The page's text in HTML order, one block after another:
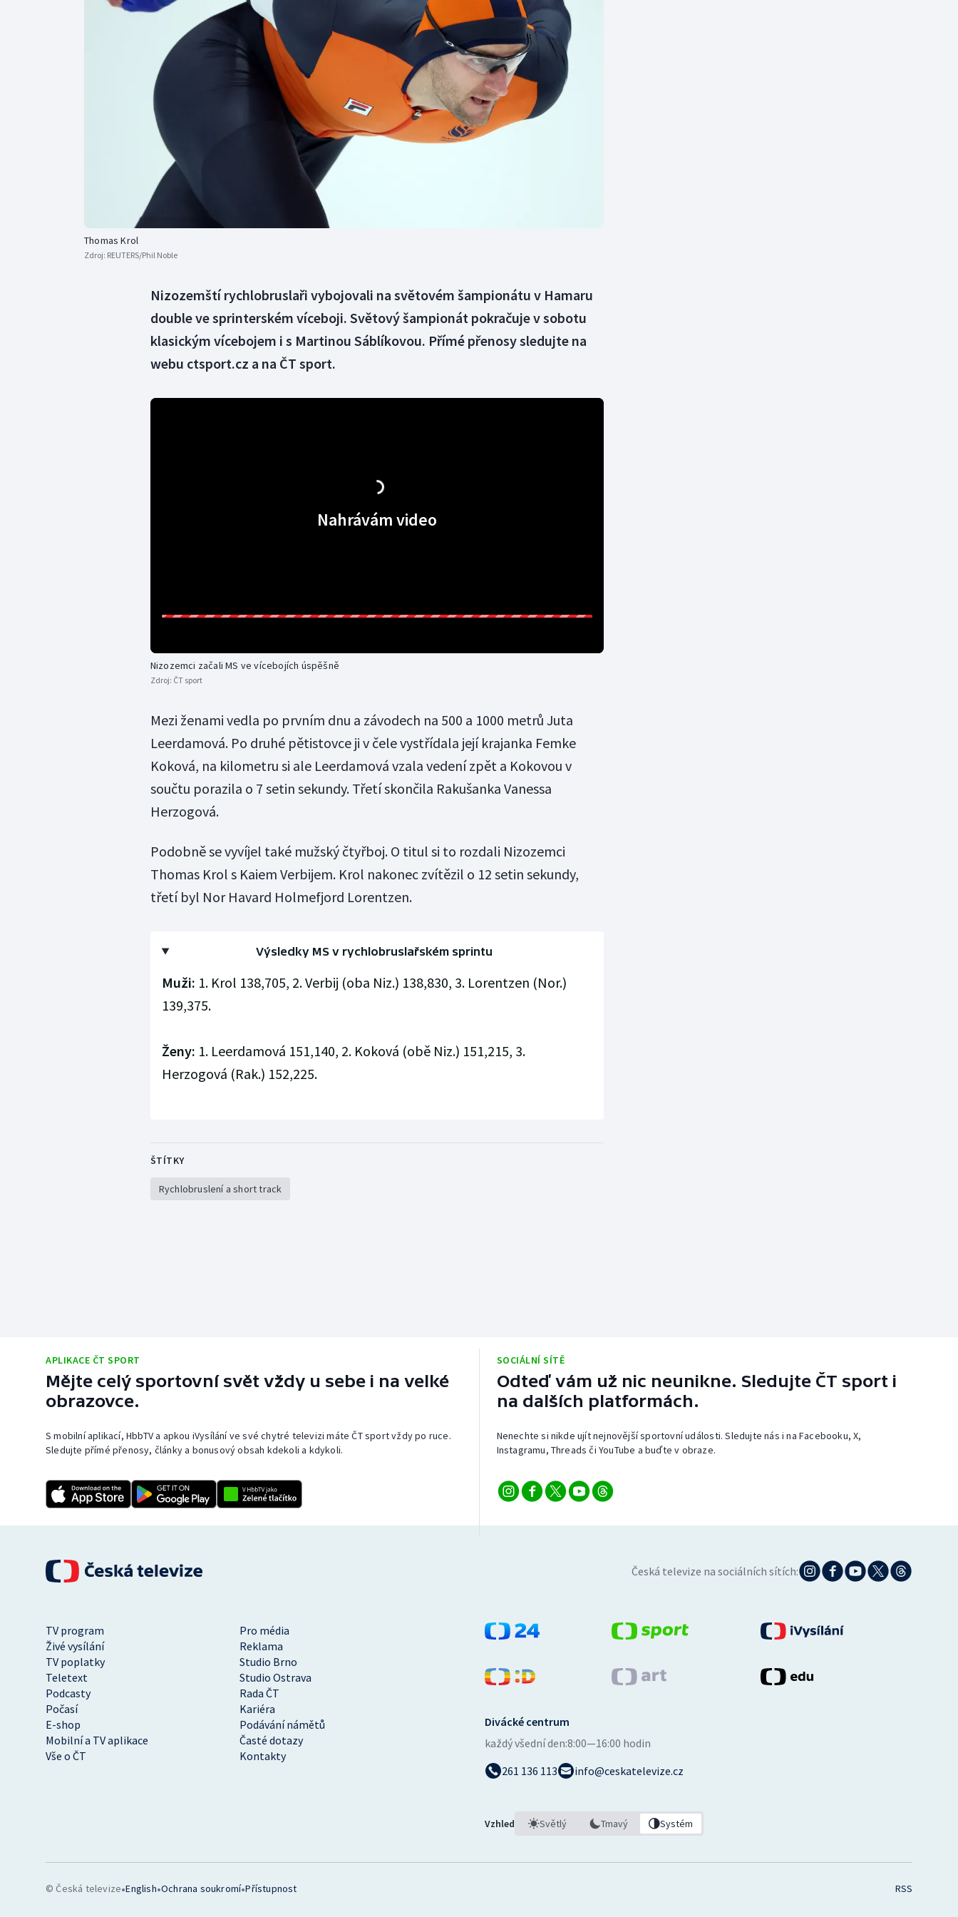
Curling
Dostihy
Florbal
Moderní pětiboj
Motorsport
Olympijské hry
Parasport
Plavání
Triatlon
Veslování
Vodní slalom
Volejbal
Thomas Krol
Zdroj: REUTERS/Phil Noble
Nizozemští rychlobruslaři vybojovali na světovém šampionátu v Hamaru
double ve sprinterském víceboji. Světový šampionát pokračuje v sobotu
klasickým vícebojem i s Martinou Sáblíkovou. Přímé přenosy sledujte na
webu ctsport.cz a na ČT sport.
Nahrávám video
Nizozemci začali MS ve vícebojích úspěšně
Zdroj: ČT sport
Mezi ženami vedla po prvním dnu a závodech na 500 a 1000 metrů Juta
Leerdamová. Po druhé pětistovce ji v čele vystřídala její krajanka Femke
Koková, na kilometru si ale Leerdamová vzala vedení zpět a Kokovou v
součtu porazila o 7 setin sekundy. Třetí skončila Rakušanka Vanessa
Herzogová.
Podobně se vyvíjel také mužský čtyřboj. O titul si to rozdali Nizozemci
Thomas Krol s Kaiem Verbijem. Krol nakonec zvítězil o 12 setin sekundy,
třetí byl Nor Havard Holmefjord Lorentzen.
Výsledky MS v rychlobruslařském sprintu
Muži: 1. Krol 138,705, 2. Verbij (oba Niz.) 138,830, 3. Lorentzen (Nor.)
139,375.
Ženy: 1. Leerdamová 151,140, 2. Koková (obě Niz.) 151,215, 3.
Herzogová (Rak.) 152,225.
ŠTÍTKY
Rychlobruslení a short track
APLIKACE ČT SPORT
Mějte celý sportovní svět vždy u sebe i na velké
obrazovce.
S mobilní aplikací, HbbTV a apkou iVysílání ve své chytré televizi máte ČT sport vždy po ruce.
Sledujte přímé přenosy, články a bonusový obsah kdekoli a kdykoli.
SOCIÁLNÍ SÍTĚ
Odteď vám už nic neunikne. Sledujte ČT sport i
na dalších platformách.
Nenechte si nikde ujít nejnovější sportovní události. Sledujte nás i na Facebooku, X,
Instagramu, Threads či YouTube a buďte v obraze.
Česká televize na sociálních sítích:
TV program
Pro média
Živé vysílání
Reklama
TV poplatky
Studio Brno
Teletext
Studio Ostrava
Podcasty
Rada ČT
Počasí
Kariéra
E-shop
Podávání námětů
Mobilní a TV aplikace
Časté dotazy
Vše o ČT
Kontakty
Divácké centrum
každý všední den:8:00—16:00 hodin
261 136 113
info@ceskatelevize.cz
Vzhled Světlý Tmavý Systém
© Česká televize•English•Ochrana soukromí•Přístupnost RSS